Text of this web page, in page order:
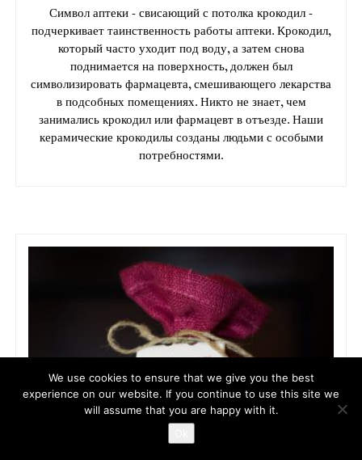
Символ аптеки - свисающий с потолка крокодил -
подчеркивает таинственность работы аптеки. Крокодил,
который часто уходит под воду, а затем снова
поднимается на поверхность, должен был
символизировать фармацевта, смешивающего лекарства
в подсобных помещениях. Никто не знает, чем
занимались крокодил или фармацевт в отъезде. Наши
керамические крокодилы созданы людьми с особыми
потребностями.
We use cookies to ensure that we give you the best
experience on our website. If you continue to use this site we
will assume that you are happy with it.